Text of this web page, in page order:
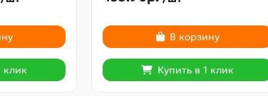
клик
В корзину
Купить в 1 клик